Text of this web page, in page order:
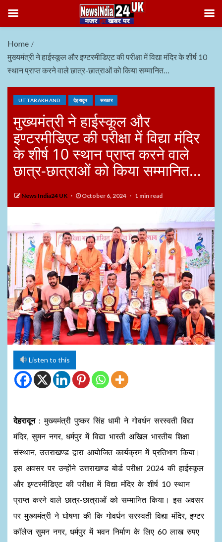
Home
मुख्यमंत्री ने हाईस्कूल और इण्टरमीडिएट की परीक्षा में विद्या मंदिर के शीर्ष 10
स्थान प्राप्त करने वाले छात्र-छात्राओं को किया सम्मानित…
UTTARAKHAND देहरादून सरकार
मुख्यमंत्री ने हाईस्कूल और
इण्टरमीडिएट की परीक्षा में विद्या मंदिर
के शीर्ष 10 स्थान प्राप्त करने वाले
छात्र-छात्राओं को किया सम्मानित…
News India24 UK October 6, 2024 1 min read
Listen to this
देहरादून: मुख्यमंत्री पुष्कर सिंह धामी ने गोवर्धन सरस्वती विद्या
मंदिर, सुमन नगर, धर्मपुर में विद्या भारती अखिल भारतीय शिक्षा
संस्थान, उत्तराखण्ड द्वारा आयोजित कार्यक्रम में प्रतिभाग किया।
इस अवसर पर उन्होंने उत्तराखण्ड बोर्ड परीक्षा 2024 की हाईस्कूल
और इण्टरमीडिएट की परीक्षा में विद्या मंदिर के शीर्ष 10 स्थान
प्राप्त करने वाले छात्र-छात्राओं को सम्मानित किया। इस अवसर
पर मुख्यमंत्री ने घोषणा की कि गोवर्धन सरस्वती विद्या मंदिर, इण्टर
कॉलेज सुमन नगर, धर्मपुर में भवन निर्माण के लिए 60 लाख रुपए